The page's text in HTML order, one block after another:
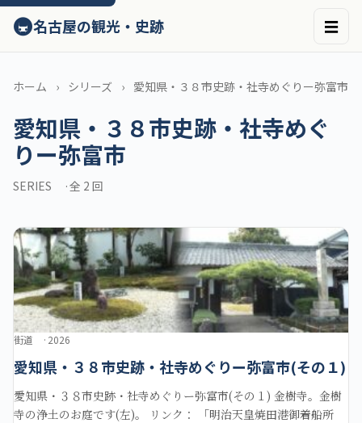
ン
テ
へ
キ
ッ
プ
🚇名古屋の観光・史跡 ☰
ホーム シリーズ 愛知県・３８市史跡・社寺めぐりー弥富市
愛知県・３８市史跡・社寺めぐ
りー弥富市
SERIES 全 2 回
街道 2026
愛知県・３８市史跡・社寺めぐりー弥富市(その１)
愛知県・３８市史跡・社寺めぐりー弥富市(その１) 金樹寺。金樹
寺の浄土のお庭です(左)。 リンク： 「明治天皇焼田港御着船所